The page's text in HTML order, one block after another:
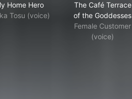
Home Hero
Tosu (voice)
The Café Terrace
of the Goddesses
Female Customer
(voice)